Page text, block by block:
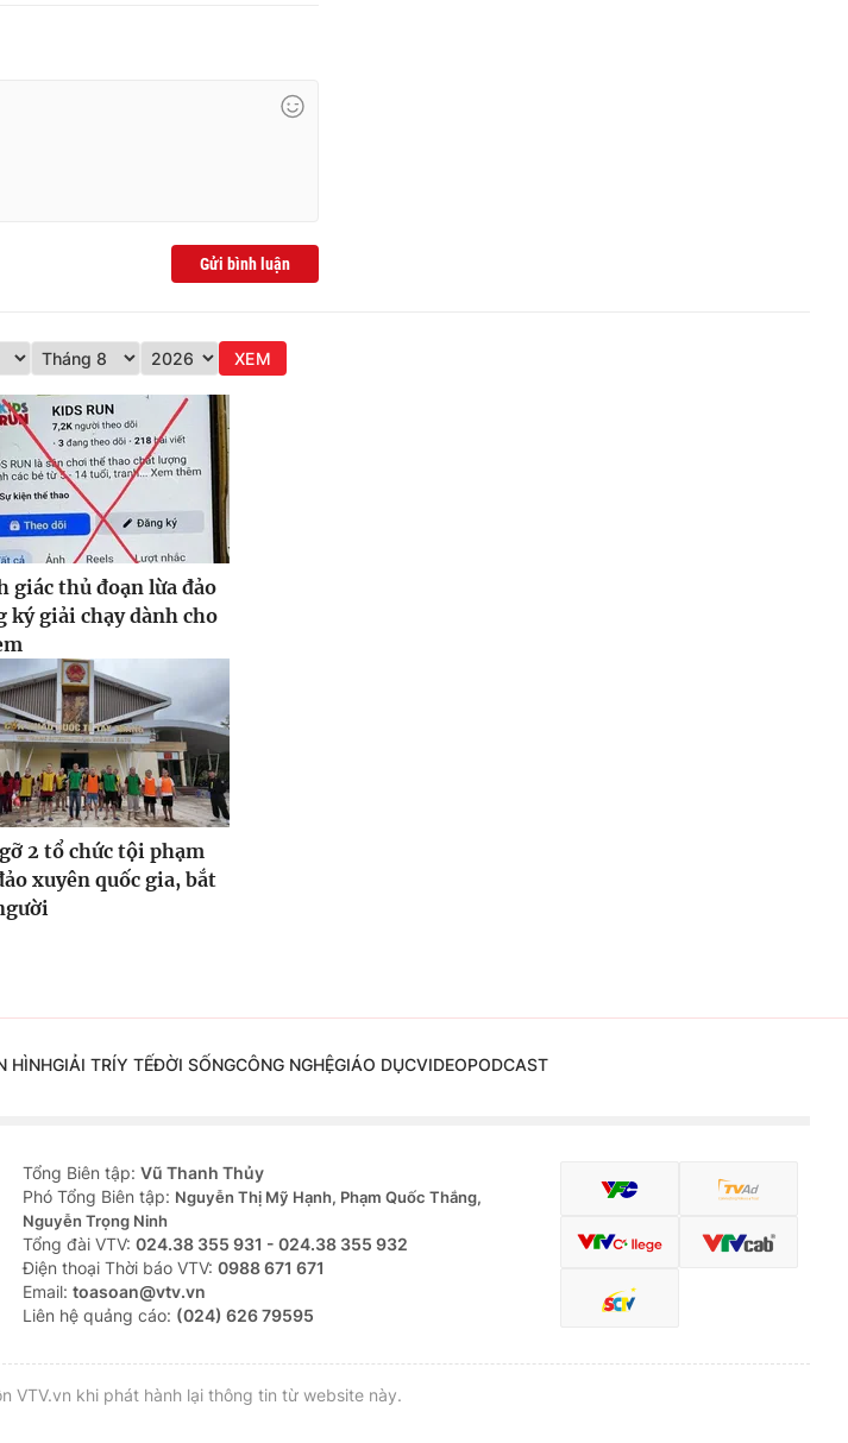
Gửi bình luận
XEM
giác thủ đoạn lừa đảo
ký giải chạy dành cho
2 tổ chức tội phạm
xuyên quốc gia, bắt
HÌNHGIẢI TRÍY TẾĐỜI SỐNGCÔNG NGHỆGIÁO DỤCVIDEOPODCAST
Tổng Biên tập: Vũ Thanh Thủy
Phó Tổng Biên tập: Nguyễn Thị Mỹ Hạnh, Phạm Quốc Thắng,
Nguyễn Trọng Ninh
Tổng đài VTV: 024.38 355 931 - 024.38 355 932
Ðiện thoại Thời báo VTV: 0988 671 671
Email: toasoan@vtv.vn
Liên hệ quảng cáo: (024) 626 79595
VTV.vn khi phát hành lại thông tin từ website này.